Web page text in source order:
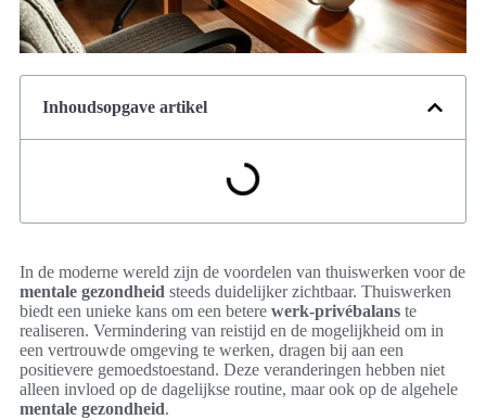
Inhoudsopgave artikel
In de moderne wereld zijn de voordelen van thuiswerken voor de
mentale gezondheid steeds duidelijker zichtbaar. Thuiswerken
biedt een unieke kans om een betere werk-privébalans te
realiseren. Vermindering van reistijd en de mogelijkheid om in
een vertrouwde omgeving te werken, dragen bij aan een
positievere gemoedstoestand. Deze veranderingen hebben niet
alleen invloed op de dagelijkse routine, maar ook op de algehele
mentale gezondheid.